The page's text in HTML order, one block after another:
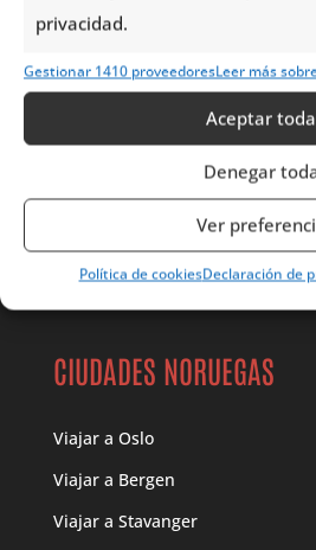
privacidad.
Gestionar 1410 proveedoresLeer más
Aceptar
Denegar
Ver
Política de cookiesDeclaración de
Parques Nacionales
Deportes en Noruega
CULTURA NORUEGA
Gastronomía
CIUDADES NORUEGAS
Viajar a Oslo
Viajar a Bergen
Viajar a Stavanger